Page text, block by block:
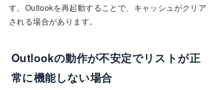
す。Outlookを再起動することで、キャッシュがクリア
される場合があります。
Outlookの動作が不安定でリストが正
常に機能しない場合